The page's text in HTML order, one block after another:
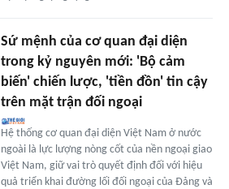
Sứ mệnh của cơ quan đại diện
trong kỷ nguyên mới: 'Bộ cảm
biến' chiến lược, 'tiền đồn' tin cậy
trên mặt trận đối ngoại
Hệ thống cơ quan đại diện Việt Nam ở nước
ngoài là lực lượng nòng cốt của nền ngoại giao
Việt Nam, giữ vai trò quyết định đối với hiệu
quả triển khai đường lối đối ngoại của Đảng và